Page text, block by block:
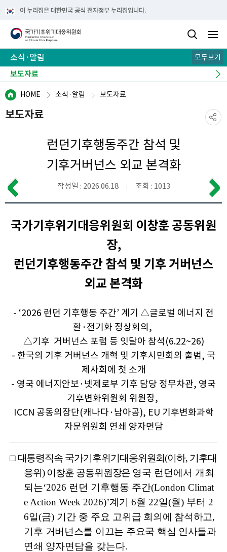
이 누리집은 대한민국 공식 전자정부 누리집입니다.
소식·알림
공지사항
보도자료
오늘의 주요기사
주요 행사
유관사이트
모두보기
HOME 소식·알림 보도자료
보도자료
런던기후행동주간 참석 및
기후거버넌스 외교 본격화
작성일 : 2026.06.18 조회 : 1013
국가기후위기대응위원회 이창훈 공동위원
장,
런던기후행동주간 참석 및 기후 거버넌스
외교 본격화
- ‘2026 런던 기후행동 주간’ 계기 △글로벌 에너지 전
환·전기화 정상회의,
△기후 거버넌스 포럼 등 잇달아 참석(6.22~26)
- 한국의 기후 거버넌스 개혁 및 기후시민회의 출범, 국
제사회에 첫 소개
- 영국 에너지안보·넷제로부 기후 담당 정무차관, 영국
기후변화위원회 위원장,
ICCN 공동의장단(캐나다·남아공), EU 기후변화과학
자문위원회 연쇄 양자면담
□ 대통령직속 국가기후위기대응위원회(이하, 기후대
응위)이창훈 공동위원장은 영국 런던에서 개최
되는‘2026 런던 기후행동 주간(London Climat
e Action Week 2026)’계기6월 22일(월) 부터 2
6일(금) 기간 중 주요 고위급 회의에 참석하고,
기후 거버넌스를 이끄는 주요국 핵심 인사들과
연쇄 양자면담을 갖는다.